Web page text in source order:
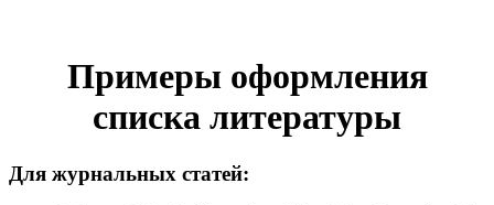
Примеры оформления
списка литературы
Для журнальных статей: